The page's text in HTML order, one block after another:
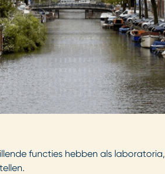
functies hebben als laboratoria,